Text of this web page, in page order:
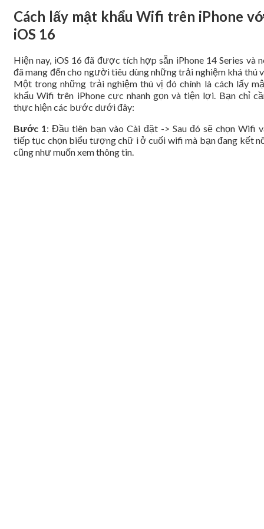
Cách lấy mật khẩu Wifi trên iPhone
iOS 16
Hiện nay, iOS 16 đã được tích hợp sẵn iPhone 14 Series và
đã mang đến cho người tiêu dùng những trải nghiệm khá thú
Một trong những trải nghiệm thú vị đó chính là cách lấy
khẩu Wifi trên iPhone cực nhanh gọn và tiện lợi. Bạn chỉ
thực hiện các bước dưới đây:
Bước 1: Đầu tiên bạn vào Cài đặt -> Sau đó sẽ chọn Wifi
tiếp tục chọn biểu tượng chữ i ở cuối wifi mà bạn đang kết
cũng như muốn xem thông tin.